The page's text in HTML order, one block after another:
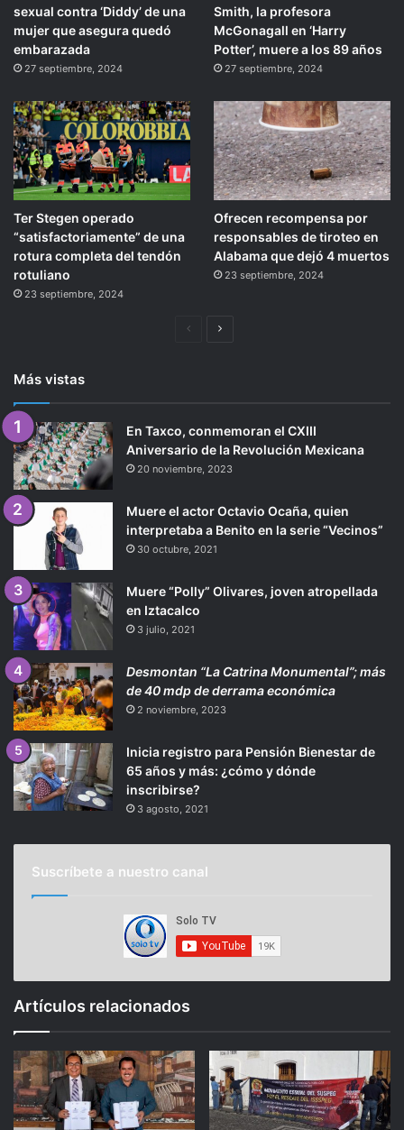
sexual contra ‘Diddy’ de una
mujer que asegura quedó
embarazada
27 septiembre, 2024
Smith, la profesora
McGonagall en ‘Harry
Potter’, muere a los 89 años
27 septiembre, 2024
Ter Stegen operado
“satisfactoriamente” de una
rotura completa del tendón
rotuliano
23 septiembre, 2024
Ofrecen recompensa por
responsables de tiroteo en
Alabama que dejó 4 muertos
23 septiembre, 2024
PáginaSiguiente
Más vistas
En Taxco, conmemoran el CXIII
Aniversario de la Revolución Mexicana
20 noviembre, 2023
Muere el actor Octavio Ocaña, quien
interpretaba a Benito en la serie “Vecinos”
30 octubre, 2021
Muere “Polly” Olivares, joven atropellada
en Iztacalco
3 julio, 2021
Desmontan “La Catrina Monumental”; más
de 40 mdp de derrama económica
2 noviembre, 2023
Inicia registro para Pensión Bienestar de
65 años y más: ¿cómo y dónde
inscribirse?
3 agosto, 2021
Suscríbete a nuestro canal
Artículos relacionados